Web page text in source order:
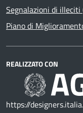
Segnalazioni di
Piano di
REALIZZATO CON
https://